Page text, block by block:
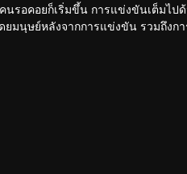
นรอคอยก็เริ่มขึ้น การแข่งขันเต็มไ
มนุษย์หลังจากการแข่งขัน รวมถึงก
มาดูกันว่าฉู่สิงอวิ๋นจะแหวกโค่นดงห